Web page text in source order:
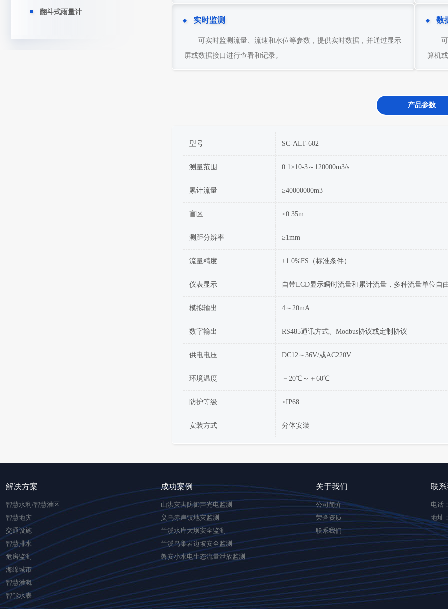
翻斗式雨量计
实时监测
可实时监测流量、流速和水位等参数，提供实时数据，并通过显示
屏或数据接口进行查看和记录。
数
算机
产品参数
型号 SC-ALT-602
测量范围 0.1×10-3～120000m3/s
累计流量 ≥40000000m3
盲区 ≤0.35m
测距分辨率 ≥1mm
流量精度 ±1.0%FS（标准条件）
仪表显示 自带LCD显示瞬时流量和累计流量，多种流量单位自
模拟输出 4～20mA
数字输出 RS485通讯方式、Modbus协议或定制协议
供电电压 DC12～36V/或AC220V
环境温度 －20℃～＋60℃
防护等级 ≥IP68
安装方式 分体安装
解决方案
智慧水利/智慧灌区
智慧地灾
交通设施
智慧排水
危房监测
海绵城市
智慧灌溉
智能水表
成功案例
山洪灾害防御声光电监测
义乌赤岸镇地灾监测
兰溪水库大坝安全监测
兰溪鸟巢岩边坡安全监测
磐安小水电生态流量泄放监测
关于我们
公司简介
荣誉资质
联系我们
联
电话
地址